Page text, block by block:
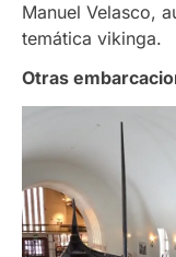
Manuel Velasco,
temática vikinga.
Otras